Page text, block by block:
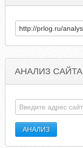
АНАЛИЗ САЙТА